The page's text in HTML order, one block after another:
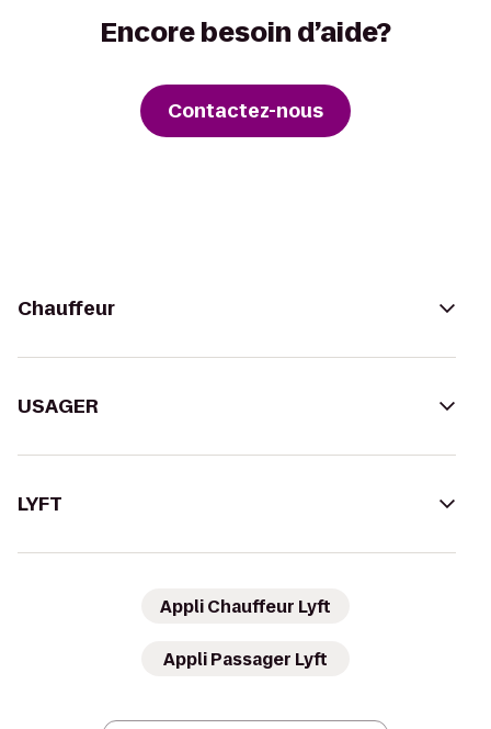
Encore besoin d’aide?
Contactez-nous
Chauffeur
USAGER
LYFT
Appli Chauffeur Lyft
Appli Passager Lyft